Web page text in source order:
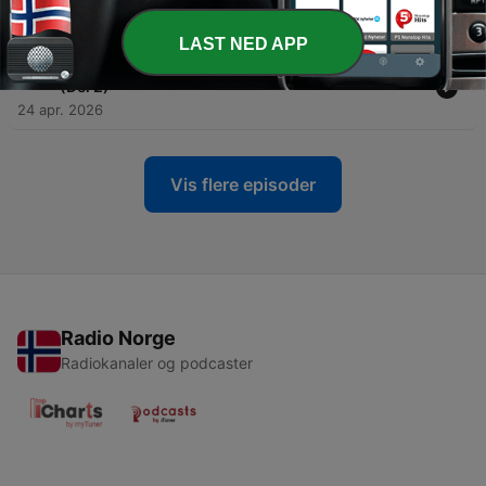
01 mai 2026
173 - #172: Topp 5 mest hjemsøkte hoteller i verden
(Del 2)
24 apr. 2026
Vis flere episoder
Radio Norge
Radiokanaler og podcaster
LAST NED APP